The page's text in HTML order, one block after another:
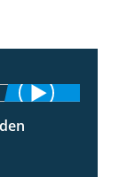
3:06